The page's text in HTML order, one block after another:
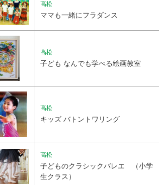
高松
ママも一緒にフラダンス
高松
子ども なんでも学べる絵画教室
高松
キッズ バトントワリング
高松
子どものクラシックバレエ （小学
生クラス）